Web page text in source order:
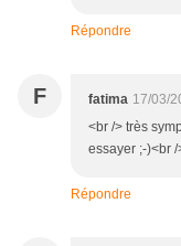
Répondre
F fatima 17/03/
<br /> très
essayer ;-)<br /
Répondre